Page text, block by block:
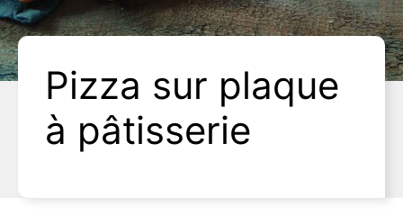
Pizza sur plaque
à pâtisserie